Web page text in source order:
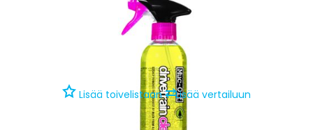
Lisää toivelistaan⇄Lisää vertailuun